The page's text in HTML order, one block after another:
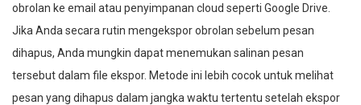
obrolan ke email atau penyimpanan cloud seperti Google Drive.
Jika Anda secara rutin mengekspor obrolan sebelum pesan
dihapus, Anda mungkin dapat menemukan salinan pesan
tersebut dalam file ekspor. Metode ini lebih cocok untuk melihat
pesan yang dihapus dalam jangka waktu tertentu setelah ekspor